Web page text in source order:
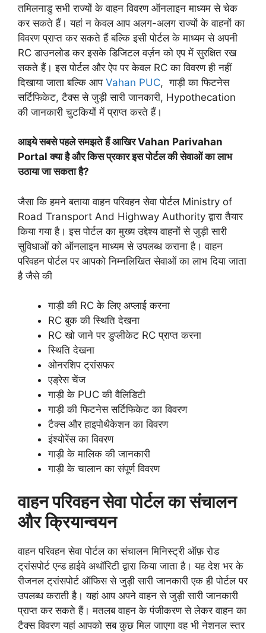
तमिलनाडु सभी राज्यों के वाहन विवरण ऑनलाइन माध्यम से चेक
कर सकते हैं। यहां न केवल आप अलग-अलग राज्यों के वाहनों का
विवरण प्राप्त कर सकते हैं बल्कि इसी पोर्टल के माध्यम से अपनी
RC डाउनलोड कर इसके डिजिटल वर्ज़न को एप में सुरक्षित रख
सकते हैं। इस पोर्टल और ऐप पर केवल RC का विवरण ही नहीं
दिखाया जाता बल्कि आप Vahan PUC, गाड़ी का फिटनेस
सर्टिफिकेट, टैक्स से जुड़ी सारी जानकारी, Hypothecation
की जानकारी चुटकियों में प्राप्त करते हैं।
आइये सबसे पहले समझते हैं आखिर Vahan Parivahan
Portal क्या है और किस प्रकार इस पोर्टल की सेवाओं का लाभ
उठाया जा सकता है?
जैसा कि हमने बताया वाहन परिवहन सेवा पोर्टल Ministry of
Road Transport And Highway Authority द्वारा तैयार
किया गया है। इस पोर्टल का मुख्य उद्देश्य वाहनों से जुड़ी सारी
सुविधाओं को ऑनलाइन माध्यम से उपलब्ध कराना है। वाहन
परिवहन पोर्टल पर आपको निम्नलिखित सेवाओं का लाभ दिया जाता
है जैसे की
गाड़ी की RC के लिए अप्लाई करना
RC बुक की स्थिति देखना
RC खो जाने पर डुप्लीकेट RC प्राप्त करना
स्थिति देखना
ओनरशिप ट्रांसफर
एड्रेस चेंज
गाड़ी के PUC की वैलिडिटी
गाड़ी की फिटनेस सर्टिफिकेट का विवरण
टैक्स और हाइपोथैकेशन का विवरण
इंश्योरेंस का विवरण
गाड़ी के मालिक की जानकारी
गाड़ी के चालान का संपूर्ण विवरण
वाहन परिवहन सेवा पोर्टल का संचालन
और क्रियान्वयन
वाहन परिवहन सेवा पोर्टल का संचालन मिनिस्ट्री ऑफ़ रोड
ट्रांसपोर्ट एन्ड हाईवे अथॉरिटी द्वारा किया जाता है। यह देश भर के
रीजनल ट्रांसपोर्ट ऑफिस से जुड़ी सारी जानकारी एक ही पोर्टल पर
उपलब्ध कराती है। यहां आप अपने वाहन से जुड़ी सारी जानकारी
प्राप्त कर सकते हैं। मतलब वाहन के पंजीकरण से लेकर वाहन का
टैक्स विवरण यहां आपको सब कुछ मिल जाएगा वह भी नेशनल स्तर